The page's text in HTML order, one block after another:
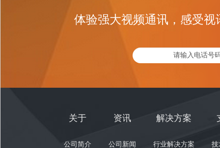
体验强大视频通讯，感受
关于
公司简介
资讯
公司新闻
解决方案
行业解决方案
技